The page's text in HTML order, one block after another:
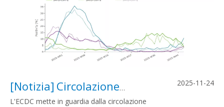
[Notizia] Circolazione precoce dell’influenza in Europa: perché la vaccinazione immediata e la diagnosi rapida sono fondamentali
L'ECDC mette in guardia dalla circolazione
2025-11-24